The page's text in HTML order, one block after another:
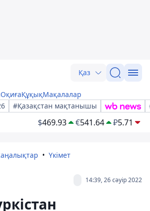
Қаз
ОқиғаҚұқықМақалалар
#Қазақстан мақтанышы
$469.93 €541.64 ₽5.71
Үкімет
14:39, 26 сәуір 2022